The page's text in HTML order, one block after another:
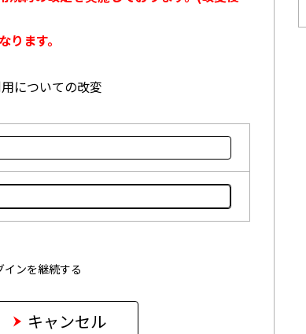
ます。
用についての改変
インを継続する
キャンセル